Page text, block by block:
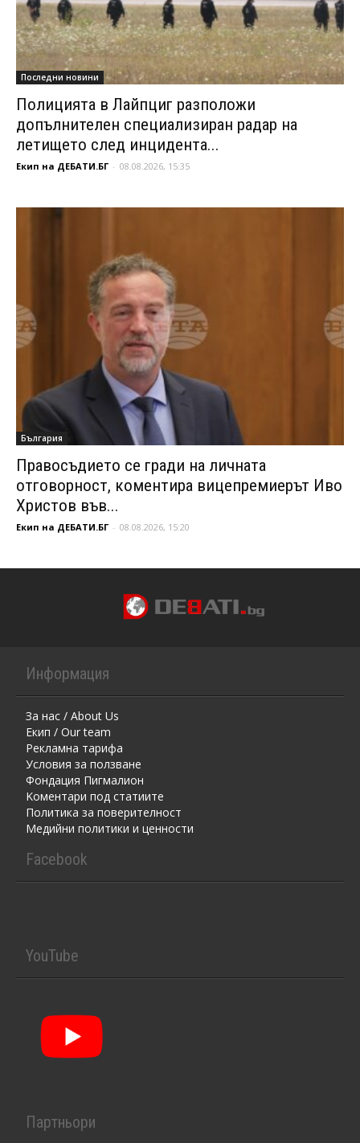
Последни новини
Полицията в Лайпциг разположи
допълнителен специализиран радар на
летището след инцидента...
Екип на ДЕБАТИ.БГ - 08.08.2026, 15:35
България
Правосъдието се гради на личната
отговорност, коментира вицепремиерът Иво
Христов във...
Екип на ДЕБАТИ.БГ - 08.08.2026, 15:20
Информация
За нас / About Us
Екип / Our team
Рекламна тарифа
Условия за ползване
Фондация Пигмалион
Kоментaри под статиите
Политика за поверителност
Медийни политики и ценности
Facebook
YouTube
Партньори